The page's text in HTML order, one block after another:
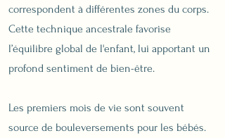
correspondent à différentes zones du corps.
Cette technique ancestrale favorise
l’équilibre global de l'enfant, lui apportant un
profond sentiment de bien-être.
Les premiers mois de vie sont souvent
source de bouleversements pour les bébés.